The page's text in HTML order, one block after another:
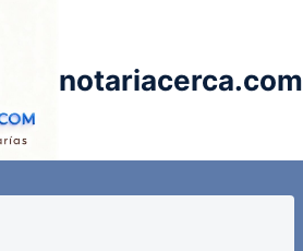
notariacerca.com